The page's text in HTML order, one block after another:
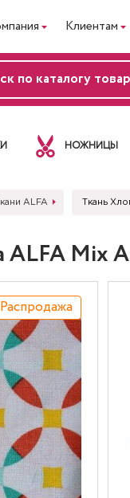
Клиентам
НОЖНИЦЫ
ALFA Ткань
ALFA Mix
Распродажа